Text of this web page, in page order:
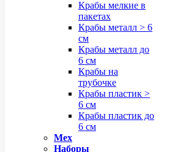
Крабы мелкие в
пакетах
Крабы металл > 6
см
Крабы металл до
6 см
Крабы на
трубочке
Крабы пластик >
6 см
Крабы пластик до
6 см
Мех
Наборы